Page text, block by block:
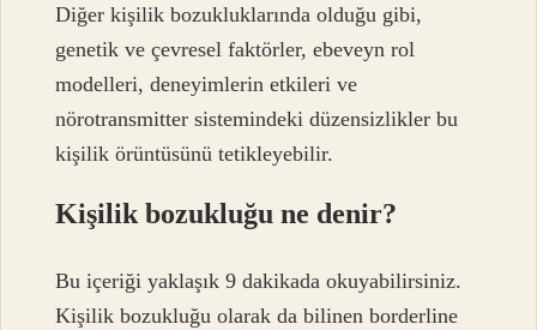
Diğer kişilik bozukluklarında olduğu gibi,
genetik ve çevresel faktörler, ebeveyn rol
modelleri, deneyimlerin etkileri ve
nörotransmitter sistemindeki düzensizlikler bu
kişilik örüntüsünü tetikleyebilir.
Kişilik bozukluğu ne denir?
Bu içeriği yaklaşık 9 dakikada okuyabilirsiniz.
Kişilik bozukluğu olarak da bilinen borderline